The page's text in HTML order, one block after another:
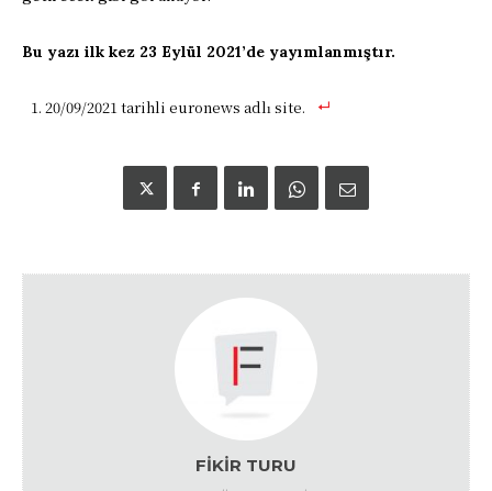
Bu yazı ilk kez 23 Eylül 2021’de yayımlanmıştır.
20/09/2021 tarihli euronews adlı site.
FIKIR TURU